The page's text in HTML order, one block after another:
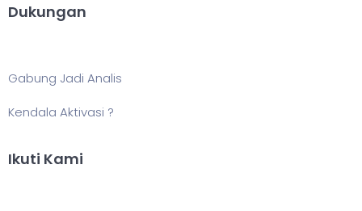
Dukungan
Gabung Jadi Analis
Kendala Aktivasi ?
Ikuti Kami